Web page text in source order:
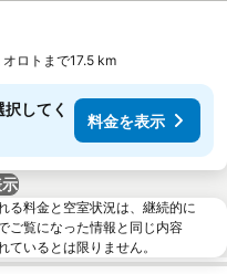
ロトまで17.5 km
してく
料金を表示
る料金と空室状況は、継続的に
ご覧になった情報と同じ内容
いるとは限りません。